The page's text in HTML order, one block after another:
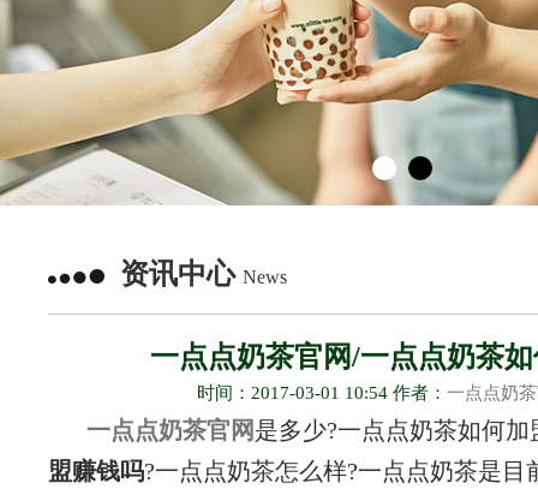
资讯中心 News
一点点奶茶官网/一点点奶茶
时间：2017-03-01 10:54 作者： 一点点奶
一点点奶茶官网是多少?一点点奶茶如何加
盟赚钱吗?一点点奶茶怎么样?一点点奶茶是目